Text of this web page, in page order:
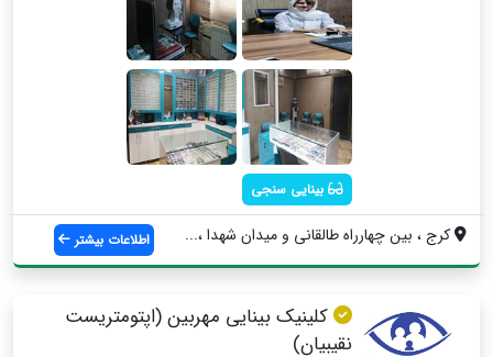
بینایی سنجی
کرج ، بین چهارراه طالقانی و میدان شهدا ،... اطلاعات بیشتر
کلینیک بینایی مهربین (اپتومتریست
نقیبیان)